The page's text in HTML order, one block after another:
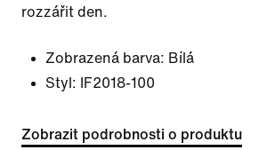
rozzářit den.
Zobrazená barva: Bílá
Styl:
IF2018-100
Zobrazit podrobnosti o produktu